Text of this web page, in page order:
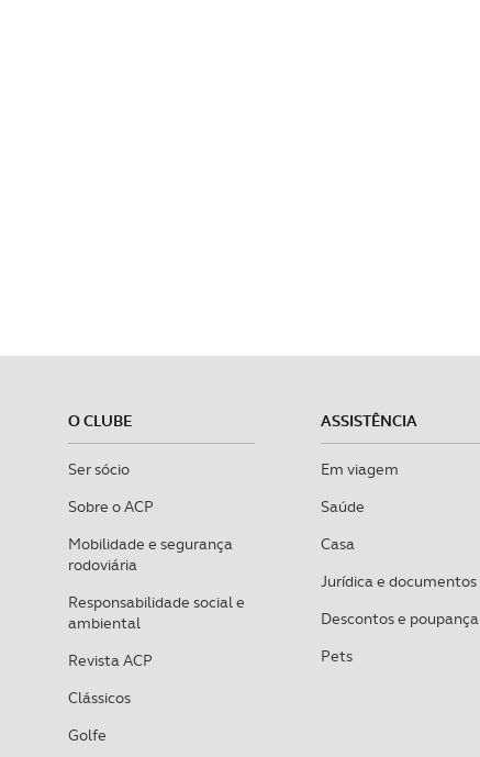
O CLUBE
Ser sócio
Sobre o ACP
Mobilidade e segurança
rodoviária
Responsabilidade social e
ambiental
Revista ACP
Clássicos
Golfe
ASSISTÊNCIA
Em viagem
Saúde
Casa
Jurídica e documentos
Descontos e poupança
Pets